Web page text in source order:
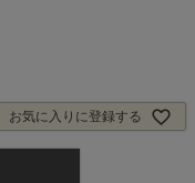
お気に入りに登録する